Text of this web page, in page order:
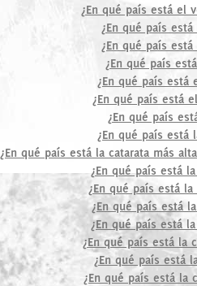
¿En qué país está el
¿En qué país
¿En qué país
¿En qué país
¿En qué país está
¿En qué país está
¿En qué país
¿En qué país está
¿En qué país está la catarata más
¿En qué país está
¿En qué país está
¿En qué país está
¿En qué país está
¿En qué país está la
¿En qué país está
¿En qué país está la